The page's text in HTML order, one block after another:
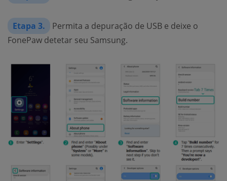
Etapa 3.
Permita a depuração de USB e deixe o
FonePaw detetar seu Samsung.